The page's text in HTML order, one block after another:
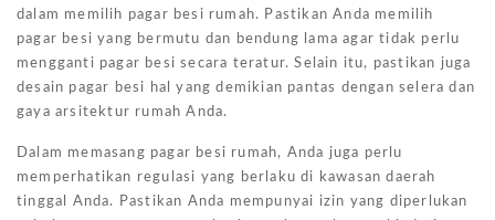
dalam memilih pagar besi rumah. Pastikan Anda memilih
pagar besi yang bermutu dan bendung lama agar tidak perlu
mengganti pagar besi secara teratur. Selain itu, pastikan juga
desain pagar besi hal yang demikian pantas dengan selera dan
gaya arsitektur rumah Anda.
Dalam memasang pagar besi rumah, Anda juga perlu
memperhatikan regulasi yang berlaku di kawasan daerah
tinggal Anda. Pastikan Anda mempunyai izin yang diperlukan